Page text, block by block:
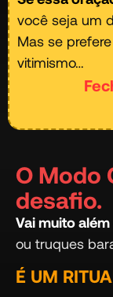
você seja um
Mas se
vitimismo…
O Modo
desafio.
Vai muito além
ou truques
É UM